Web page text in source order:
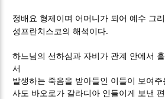
정배요 형제이며 어머니가 되어 예수 그
성프란치스코의 해석이다.
하느님의 선하심과 자비가 관계 안에서
서
발생하는 죽음을 받아들인 이들이 보여
사도 바오로가 갈라디아 인들이게 보낸